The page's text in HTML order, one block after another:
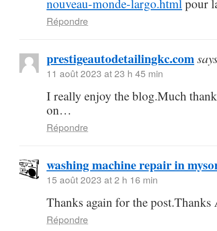
nouveau-monde-largo.htmlpour
Répondre
prestigeautodetailingkc.com
11 août 2023 at 23 h 45 min
I really enjoy the blog.Much
on…
Répondre
washing machine repair in
15 août 2023 at 2 h 16 min
Thanks again for the post.Thanks
Répondre